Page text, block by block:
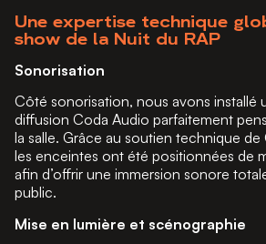
Une expertise technique
show de la Nuit du RAP
Sonorisation
Côté sonorisation, nous avons installé
diffusion Coda Audio parfaitement
la salle. Grâce au soutien technique
les enceintes ont été positionnées de
afin d’offrir une immersion sonore
public.
Mise en lumière et scénographie